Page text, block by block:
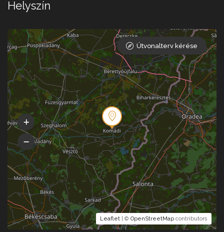
Helyszín
Leaflet | © OpenStreetMap contributors
Útvonalterv kérése